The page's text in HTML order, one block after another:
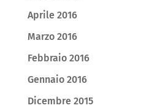
Aprile 2016
Marzo 2016
Febbraio 2016
Gennaio 2016
Dicembre 2015